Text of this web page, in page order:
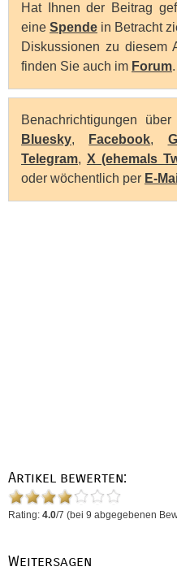
Hat Ihnen der Beitrag
eine Spende in Betracht
Diskussionen zu diesem
finden Sie auch im Forum.
Benachrichtigungen
Bluesky, Facebook,
Telegram, X (ehemals
oder wöchentlich per E-
Artikel bewerten:
Rating: 4.0/7 (bei 9 abgegebenen
Weitersagen